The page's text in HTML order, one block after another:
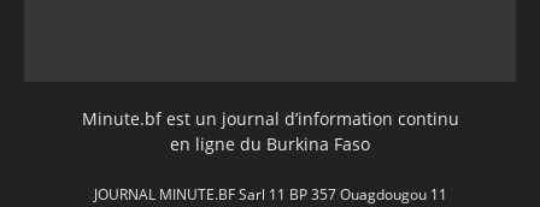
Minute.bf est un journal d’information continu
en ligne du Burkina Faso
JOURNAL MINUTE.BF Sarl 11 BP 357 Ouagdougou 11